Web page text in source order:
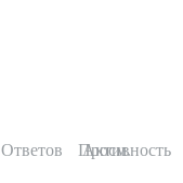
Ответов Просм.
Активность